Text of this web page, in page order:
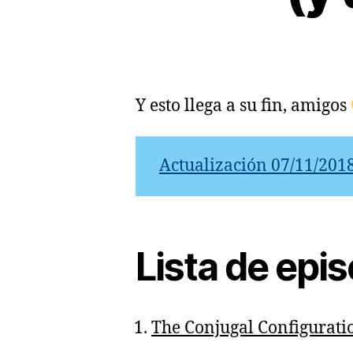
Y esto llega a su fin, amigos
Actualización 07/11/
Lista de
The Conjugal